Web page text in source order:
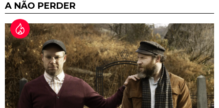
A NÃO PERDER